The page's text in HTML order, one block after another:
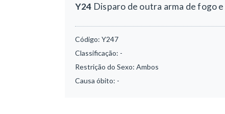
Y24 Disparo de outra arma de fogo
Código: Y247
Classificação: -
Restrição do Sexo: Ambos
Causa óbito: -